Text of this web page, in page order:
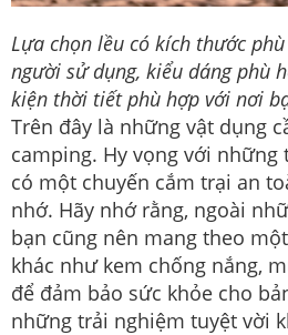
Lựa chọn lều có kích thước
người sử dụng, kiểu dáng phù
kiện thời tiết phù hợp với nơi
Trên đây là những vật dụng
camping. Hy vọng với những
có một chuyến cắm trại an
nhớ. Hãy nhớ rằng, ngoài
bạn cũng nên mang theo
khác như kem chống nắng,
để đảm bảo sức khỏe cho
những trải nghiệm tuyệt vời